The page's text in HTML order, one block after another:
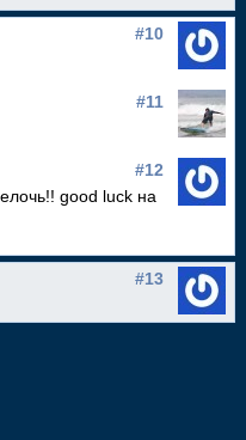
#10
#11
#12
good luck на
#13